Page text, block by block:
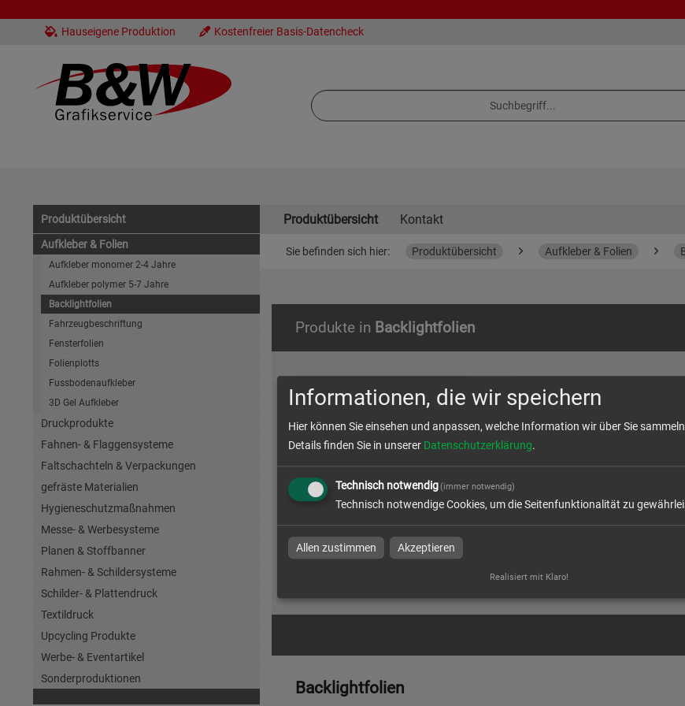
Hauseigene Produktion Kostenfreier Basis-Datencheck
Produktübersicht
Aufkleber & Folien
Aufkleber monomer 2-4 Jahre
Aufkleber polymer 5-7 Jahre
Backlightfolien
Fahrzeugbeschriftung
Fensterfolien
Folienplotts
Fussbodenaufkleber
3D Gel Aufkleber
Druckprodukte
Fahnen- & Flaggensysteme
Faltschachteln & Verpackungen
gefräste Materialien
Hygieneschutzmaßnahmen
Messe- & Werbesysteme
Planen & Stoffbanner
Rahmen- & Schildersysteme
Schilder- & Plattendruck
Textildruck
Upcycling Produkte
Werbe- & Eventartikel
Sonderproduktionen
Produktübersicht Kontakt
Sie befinden sich hier: Produktübersicht Aufkleber & Folien
Produkte in Backlightfolien
Backlightfolie mit freier Größe
Backlightfolien
Informationen, die wir speichern
Hier können Sie einsehen und anpassen, welche Information wir über Sie
Details finden Sie in unserer Datenschutzerklärung.
Technisch notwendig(immer notwendig)
Technisch notwendige Cookies, um die Seitenfunktionalität zu
Allen zustimmen Akzeptieren
Realisiert mit Klaro!